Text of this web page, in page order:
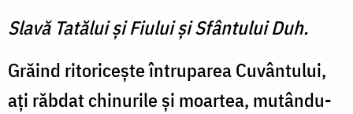
Slavă Tatălui şi Fiului şi Sfântului Duh.
Grăind ritoriceşte întruparea Cuvântului,
aţi răbdat chinurile şi moartea, mutându-